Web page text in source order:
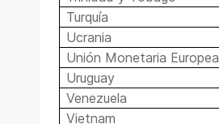
Turquía
Ucrania
Unión Monetaria Europea
Uruguay
Venezuela
Vietnam